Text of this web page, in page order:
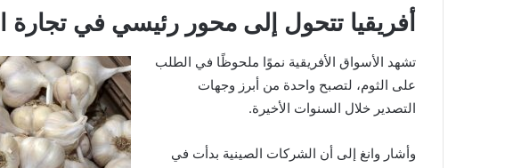
أفريقيا تتحول إلى محور رئيسي في تجارة
تشهد الأسواق الأفريقية نموًا ملحوظًا في الطلب
على الثوم، لتصبح واحدة من أبرز وجهات
التصدير خلال السنوات الأخيرة.
وأشار وانغ إلى أن الشركات الصينية بدأت في